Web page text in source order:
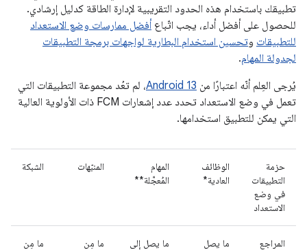
تطبيقك باستخدام هذه الحدود التقريبية لإدارة الطاقة كدليل إرشادي.
للحصول على أفضل أداء، يجب اتّباع أفضل ممارسات وضع الاستعداد
للتطبيقات وتحسين استخدام البطارية لواجهات برمجة التطبيقات
لجدولة المهام.
يُرجى العِلم أنّه اعتبارًا من Android 13، لم تعُد مجموعة التطبيقات التي
تعمل في وضع الاستعداد تحدد عدد إشعارات FCM ذات الأولوية العالية
التي يمكن للتطبيق استخدامها.
حزمة
التطبيقات
في وضع
الاستعداد
الوظائف
العادية*
المهام
المُعجَّلة**
المنبّهات الشبكة
المراجع
ما يصل
ما يصل إلى
ما مِن
ما مِن